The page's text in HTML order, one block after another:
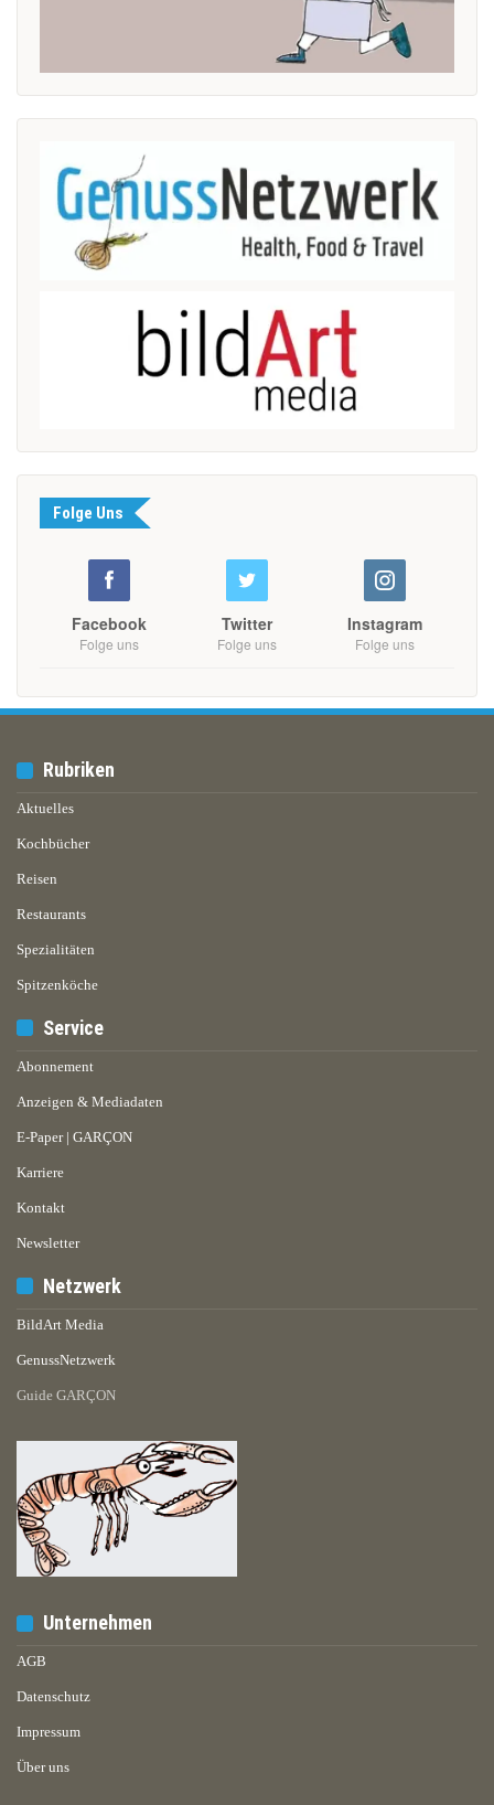
Folge Uns
Facebook
Folge uns
Twitter
Folge uns
Instagram
Folge uns
Rubriken
Aktuelles
Kochbücher
Reisen
Restaurants
Spezialitäten
Spitzenköche
Service
Abonnement
Anzeigen & Mediadaten
E-Paper | GARÇON
Karriere
Kontakt
Newsletter
Netzwerk
BildArt Media
GenussNetzwerk
Guide GARÇON
Unternehmen
AGB
Datenschutz
Impressum
Über uns